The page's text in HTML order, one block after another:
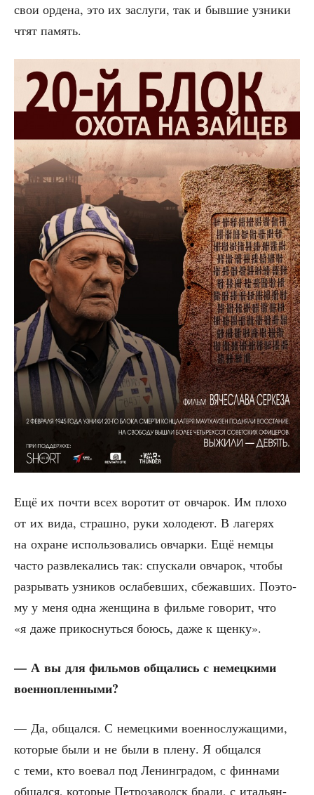
свои орде­на, это их заслу­ги, так и быв­шие узни­ки
чтят память.
Ещё их почти всех воро­тит от овча­рок. Им пло­хо
от их вида, страш­но, руки холо­де­ют. В лаге­рях
на охране исполь­зо­ва­лись овчар­ки. Ещё нем­цы
часто раз­вле­ка­лись так: спус­ка­ли овча­рок, что­бы
раз­ры­вать узни­ков осла­бев­ших, сбе­жав­ших. Поэто­
му у меня одна жен­щи­на в филь­ме гово­рит, что
«я даже при­кос­нуть­ся боюсь, даже к щенку».
— А вы для филь­мов обща­лись с немец­ки­ми
военнопленными?
— Да, общал­ся. С немец­ки­ми воен­но­слу­жа­щи­ми,
кото­рые были и не были в пле­ну. Я общал­ся
с теми, кто вое­вал под Ленин­гра­дом, с фин­на­ми
общал­ся, кото­рые Пет­ро­за­водск бра­ли, с ита­льян­